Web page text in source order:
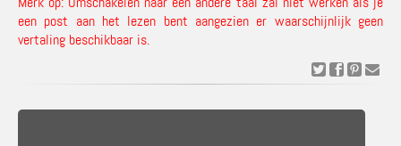
een post aan het lezen bent aangezien er waarschijnlijk geen
vertaling beschikbaar is.